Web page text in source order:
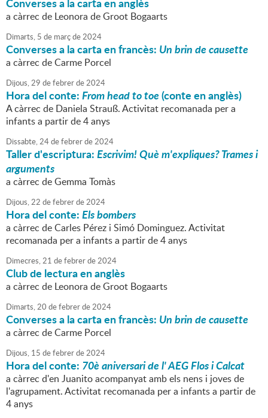
Converses a la carta en anglès
a càrrec de Leonora de Groot Bogaarts
Dimarts, 5 de marçde2024
Converses a la carta en francès: Un brin de causette
a càrrec de Carme Porcel
Dijous,29 defebrerde2024
Hora del conte:From head to toe(conte en anglès)
A càrrec de Daniela Strauß. Activitat recomanada per a
infants a partir de 4 anys
Dissabte,24defebrerde2024
Taller d'escriptura:Escrivim! Què m'expliques? Trames i
arguments
a càrrec de Gemma Tomàs
Dijous,22 defebrerde2024
Hora del conte:Els bombers
a càrrec de Carles Pérez i Simó Dominguez. Activitat
recomanada per a infants a partir de 4 anys
Dimecres,21 defebrerde2024
Club de lectura en anglès
a càrrec de Leonora de Groot Bogaarts
Dimarts,20 defebrerde2024
Converses a la carta en francès: Un brin de causette
a càrrec de Carme Porcel
Dijous, 15 defebrerde2024
Hora del conte: 70è aniversari de l' AEG Flos i Calcat
a càrrec d'en Juanito acompanyat amb els nens i joves de
l'agrupament. Activitat recomanada per a infants a partir de
4 anys